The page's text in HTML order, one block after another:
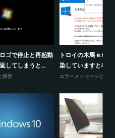
トロイの木馬 e.tre456_wormに感
染していますと表...
エラーメッセージと障害